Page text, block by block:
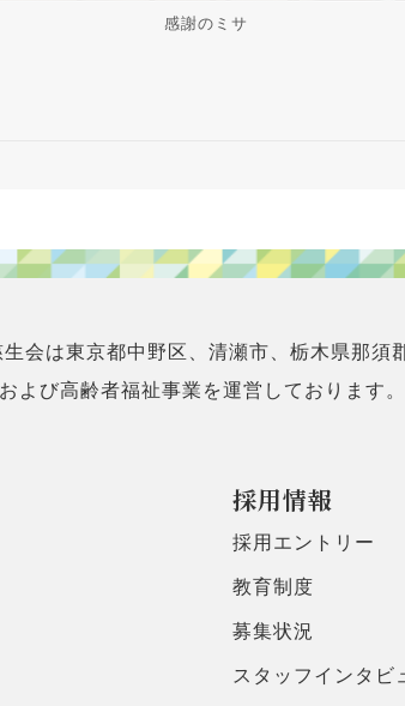
感謝のミサ
会は東京都中野区、清瀬市、栃木県那須
よび高齢者福祉事業を運営しております。
採用情報
採用エントリー
教育制度
募集状況
スタッフインタビ